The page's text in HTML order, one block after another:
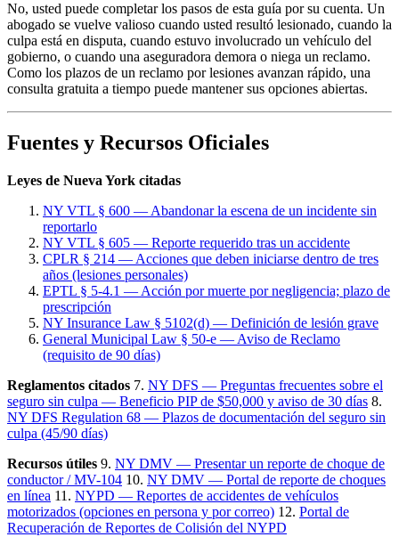
No, usted puede completar los pasos de esta guía por su cuenta. Un
abogado se vuelve valioso cuando usted resultó lesionado, cuando la
culpa está en disputa, cuando estuvo involucrado un vehículo del
gobierno, o cuando una aseguradora demora o niega un reclamo.
Como los plazos de un reclamo por lesiones avanzan rápido, una
consulta gratuita a tiempo puede mantener sus opciones abiertas.
Fuentes y Recursos Oficiales
Leyes de Nueva York citadas
NY VTL § 600 — Abandonar la escena de un incidente sin
reportarlo
NY VTL § 605 — Reporte requerido tras un accidente
CPLR § 214 — Acciones que deben iniciarse dentro de tres
años (lesiones personales)
EPTL § 5-4.1 — Acción por muerte por negligencia; plazo de
prescripción
NY Insurance Law § 5102(d) — Definición de lesión grave
General Municipal Law § 50-e — Aviso de Reclamo
(requisito de 90 días)
Reglamentos citados 7. NY DFS — Preguntas frecuentes sobre el
seguro sin culpa — Beneficio PIP de $50,000 y aviso de 30 días 8.
NY DFS Regulation 68 — Plazos de documentación del seguro sin
culpa (45/90 días)
Recursos útiles 9. NY DMV — Presentar un reporte de choque de
conductor / MV-104 10. NY DMV — Portal de reporte de choques
en línea 11. NYPD — Reportes de accidentes de vehículos
motorizados (opciones en persona y por correo) 12. Portal de
Recuperación de Reportes de Colisión del NYPD